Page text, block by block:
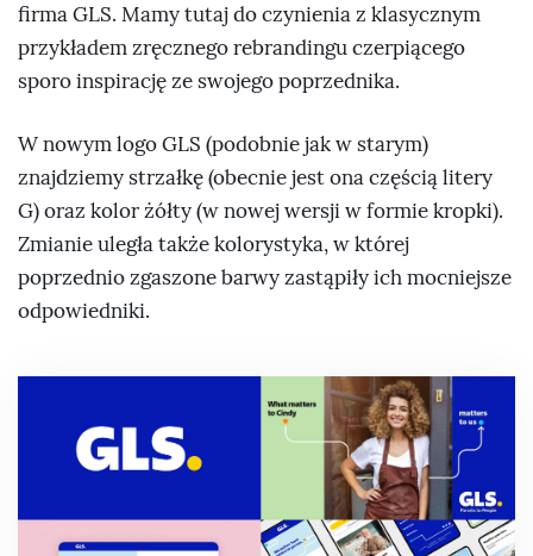
firma GLS. Mamy tutaj do czynienia z klasycznym
przykładem zręcznego rebrandingu czerpiącego
sporo inspirację ze swojego poprzednika.
W nowym logo GLS (podobnie jak w starym)
znajdziemy strzałkę (obecnie jest ona częścią litery
G) oraz kolor żółty (w nowej wersji w formie kropki).
Zmianie uległa także kolorystyka, w której
poprzednio zgaszone barwy zastąpiły ich mocniejsze
odpowiedniki.